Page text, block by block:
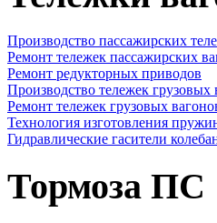
Производство пассажирских
Ремонт тележек пассажирских
Ремонт редукторных приводов
Производство тележек грузовых
Ремонт тележек грузовых
Технология изготовления
Гидравлические гасители
Тормоза ПС